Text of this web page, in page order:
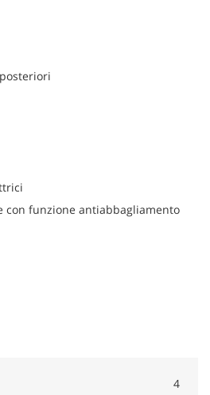
con funzione antiabbagliamento
4